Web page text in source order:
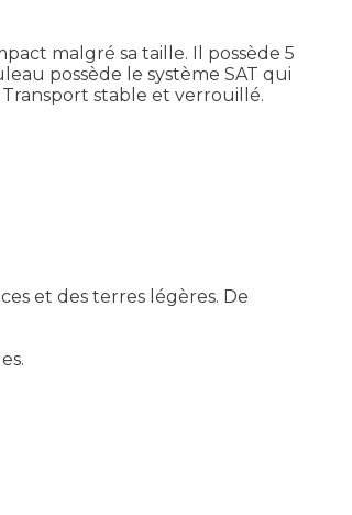
malgré sa taille. Il possède 5
possède le système SAT qui
stable et verrouillé.
et des terres légères. De